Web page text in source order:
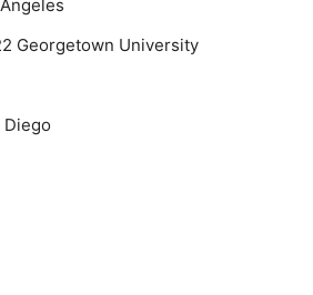
Georgetown University